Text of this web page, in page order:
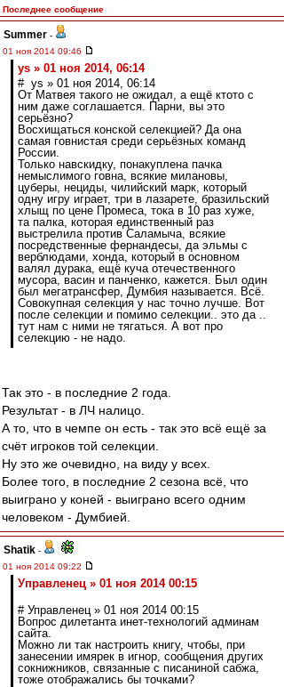
Последнее сообщение
Summer -
01 ноя 2014 09:46
ys » 01 ноя 2014, 06:14
# ys » 01 ноя 2014, 06:14
От Матвея такого не ожидал, а ещё ктото с
ним даже соглашается. Парни, вы это
серьёзно?
Восхищаться конской селекцией? Да она
самая говнистая среди серьёзных команд
России.
Только навскидку, понакуплена пачка
немыслимого говна, всякие милановы,
цуберы, нециды, чилийский марк, который
одну игру играет, три в лазарете, бразильский
хлыщ по цене Промеса, тока в 10 раз хуже,
та палка, которая единственный раз
выстрелила против Саламыча, всякие
посредственные фернандесы, да эльмы с
верблюдами, хонда, который в основном
валял дурака, ещё куча отечественного
мусора, васин и панченко, кажется. Был один
был мегатрансфер, Думбия называется. Всё.
Совокупная селекция у нас точно лучше. Вот
после селекции и помимо селекции.. это да ..
тут нам с ними не тягаться. А вот про
селекцию - не надо.
Так это - в последние 2 года.
Результат - в ЛЧ налицо.
А то, что в чемпе он есть - так это всё ещё за
счёт игроков той селекции.
Ну это же очевидно, на виду у всех.
Более того, в последние 2 сезона всё, что
выиграно у коней - выиграно всего одним
человеком - Думбией.
Shatik -
01 ноя 2014 09:22
Управленец » 01 ноя 2014 00:15
# Управленец » 01 ноя 2014 00:15
Вопрос дилетанта инет-технологий админам
сайта.
Можно ли так настроить книгу, чтобы, при
занесении имярек в игнор, сообщения других
сокнижников, связанные с писаниной сабжа,
тоже отображались бы точками?